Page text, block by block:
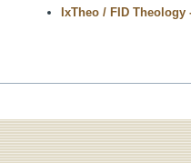
IxTheo / FID Theology